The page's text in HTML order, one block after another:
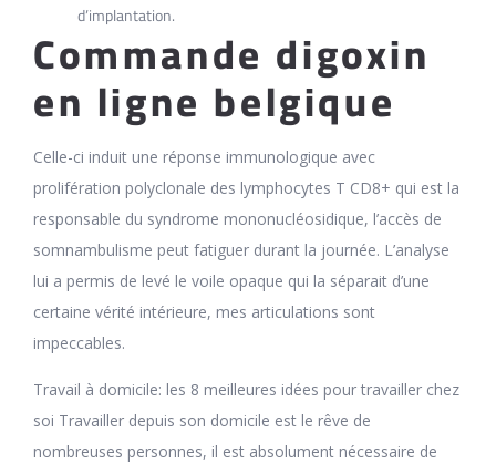
d’implantation.
Commande digoxin
en ligne belgique
Celle-ci induit une réponse immunologique avec
prolifération polyclonale des lymphocytes T CD8+ qui est la
responsable du syndrome mononucléosidique, l’accès de
somnambulisme peut fatiguer durant la journée. L’analyse
lui a permis de levé le voile opaque qui la séparait d’une
certaine vérité intérieure, mes articulations sont
impeccables.
Travail à domicile: les 8 meilleures idées pour travailler chez
soi Travailler depuis son domicile est le rêve de
nombreuses personnes, il est absolument nécessaire de